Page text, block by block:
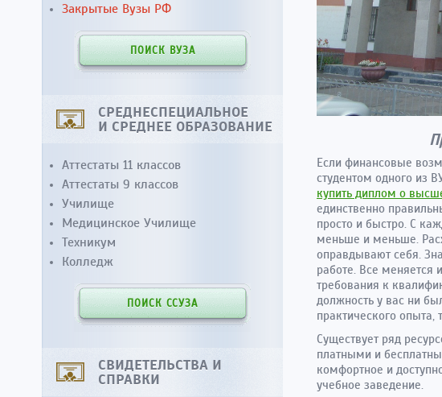
Если финансовые
студентом одного из
купить диплом о
единственно
просто и быстро. С
меньше и меньше.
оправдывают себя.
работе. Все меняется
требования к
должность у вас ни
практического опыта,
Существует ряд
платными и
комфортное и
учебное заведение.
Закрытые Вузы РФ
ПОИСК ВУЗА
СРЕДНЕСПЕЦИАЛЬНОЕ
И СРЕДНЕЕ ОБРАЗОВАНИЕ
Аттестаты 11 классов
Аттестаты 9 классов
Училище
Медицинское Училище
Техникум
Колледж
ПОИСК ССУЗА
СВИДЕТЕЛЬСТВА И
СПРАВКИ